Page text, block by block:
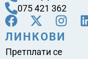
075 421 362
ЛИНКОВИ
Претплати се